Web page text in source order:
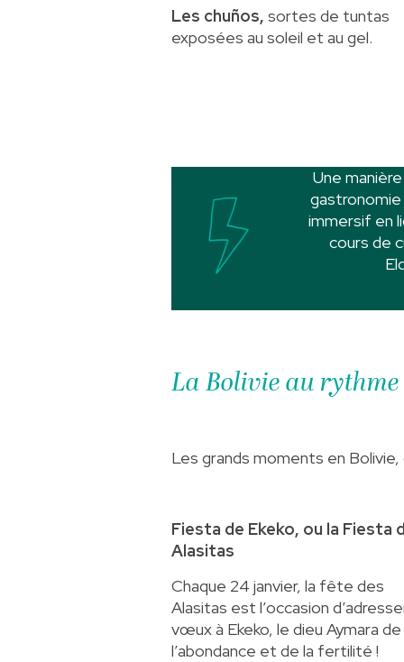
Les chuños, sortes de tuntas
exposées au soleil et au gel.
Une
immersif en
cours de
La Bolivie au rythme
Les grands moments en
Fiesta de Ekeko, ou la Fiesta
Alasitas
Chaque 24 janvier, la fête des
Alasitas est l’occasion
vœux à Ekeko, le dieu Aymara de
l’abondance et de la fertilité !